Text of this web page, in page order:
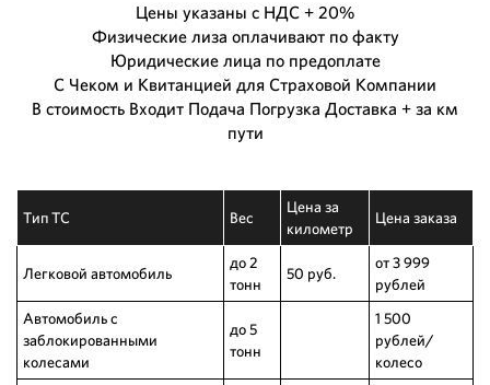
Цены указаны с НДС + 20%
Физические лиза оплачивают по факту
Юридические лица по предоплате
С Чеком и Квитанцией для Страховой Компании
В стоимость Входит Подача Погрузка Доставка + за км
пути
Тип ТС Вес
Цена за
километр
Цена заказа
Легковой автомобиль
до 2
тонн
50 руб.
от 3 999
рублей
Автомобиль с
заблокированными
колесами
до 5
тонн
1 500
рублей/
колесо